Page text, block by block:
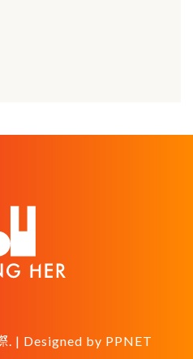
. | Designed by PPNET